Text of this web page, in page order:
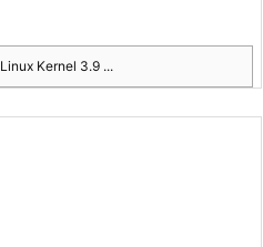
Linux Kernel 3.9 ...